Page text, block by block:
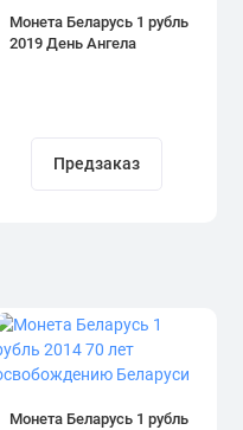
Монета Беларусь 1 рубль
2019 День Ангела
Предзаказ
Монета Беларусь 1 рубль